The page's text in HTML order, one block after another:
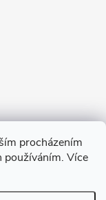
procházením
používáním. Více